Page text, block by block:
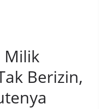
Milik
Berizin,